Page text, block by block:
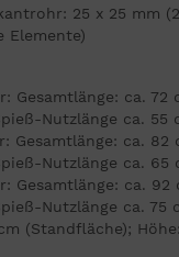
25 x 25 mm
Elemente)
Gesamtlänge: ca. 72
Nutzlänge ca. 55
Gesamtlänge: ca. 82
Nutzlänge ca. 65
Gesamtlänge: ca. 92
Nutzlänge ca. 75
(Standfläche);